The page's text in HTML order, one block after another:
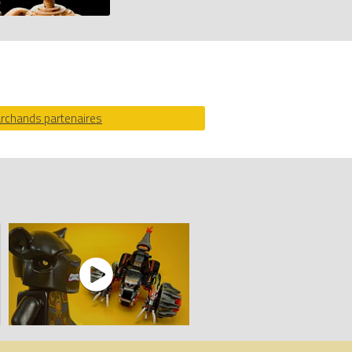
de prix 100% LEGO.
partenaires